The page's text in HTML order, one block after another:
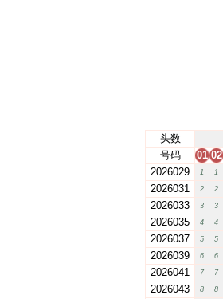
头数
号码
01 02
2026029
1 1
2026031
2 2
2026033 3 3
2026035 4 4
2026037 5 5
2026039 6 6
2026041 7 7
2026043 8 8